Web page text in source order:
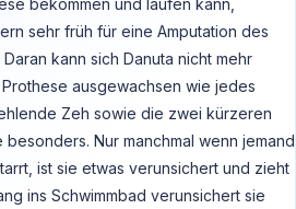
bekommen und laufen kann,
sehr früh für eine Amputation des
kann sich Danuta nicht mehr
ausgewachsen wie jedes
Zeh sowie die zwei kürzeren
Nur manchmal wenn jemand
ist sie etwas verunsichert und zieht
ins Schwimmbad verunsichert sie